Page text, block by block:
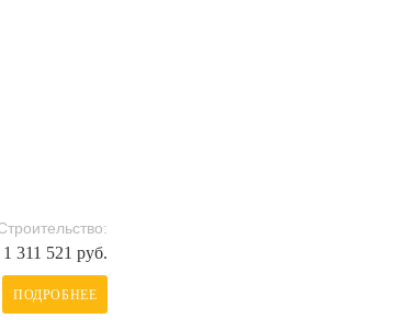
1 311 521 руб.
ПОДРОБНЕЕ